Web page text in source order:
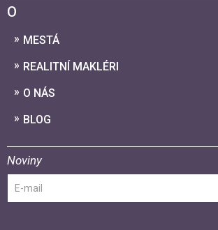
O
MESTÁ
REALITNÍ MAKLÉRI
O NÁS
BLOG
Noviny